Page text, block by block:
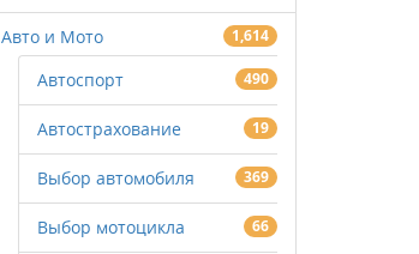
Авто и Мото 1,614
Автоспорт 490
Автострахование 19
Выбор автомобиля 369
Выбор мотоцикла 66